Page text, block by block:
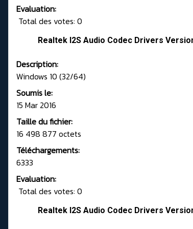
Evaluation:
Total des votes: 0
Realtek I2S Audio Codec Drivers
Description:
Windows 10 (32/64)
Soumis le:
15 Mar 2016
Taille du fichier:
16 498 877 octets
Téléchargements:
6333
Evaluation:
Total des votes: 0
Realtek I2S Audio Codec Drivers